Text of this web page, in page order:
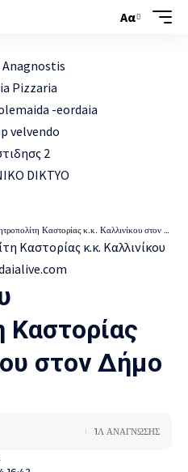
Αα
Καστορίας κ.κ. Καλλινίκου στον Δήμο Αμυνταίου.
Καστορίας
στον Δήμο
1Λ ΑΝΆΓΝΩΣΗΣ